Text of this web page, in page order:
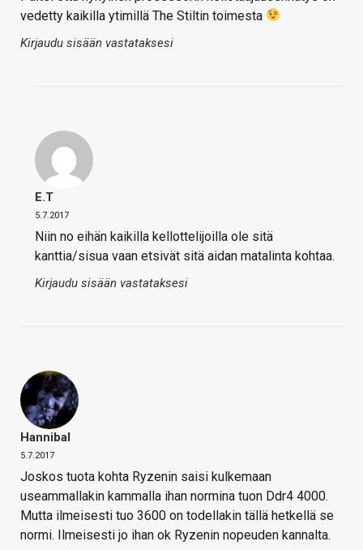
vedetty kaikilla ytimillä The Stiltin toimesta
Kirjaudu sisään vastataksesi
E.T
5.7.2017
Niin no eihän kaikilla kellottelijoilla ole sitä
kanttia/sisua vaan etsivät sitä aidan matalinta kohtaa.
Kirjaudu sisään vastataksesi
Hannibal
5.7.2017
Joskos tuota kohta Ryzenin saisi kulkemaan
useammallakin kammalla ihan normina tuon Ddr4 4000.
Mutta ilmeisesti tuo 3600 on todellakin tällä hetkellä se
normi. Ilmeisesti jo ihan ok Ryzenin nopeuden kannalta.